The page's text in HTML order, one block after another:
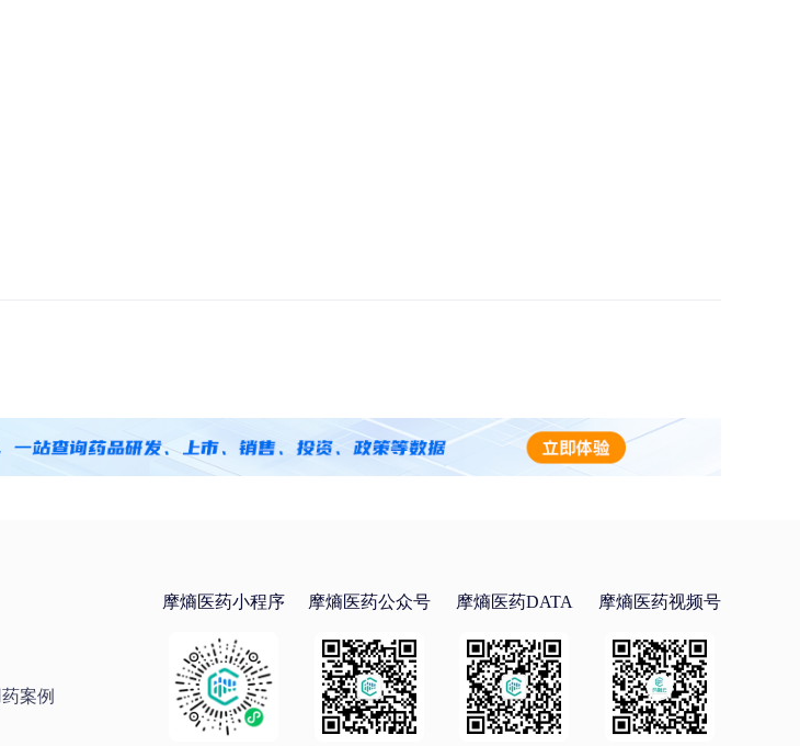
案例
摩熵医药小程序 摩熵医药公众号 摩熵医药DATA 摩熵医药视频号